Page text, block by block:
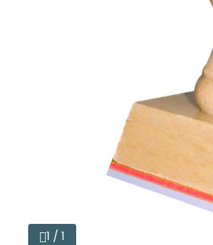
1 / 1